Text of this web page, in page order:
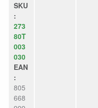
SKU
:
273
80T
003
030
EAN
:
805
668